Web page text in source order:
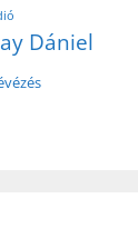
Dániel